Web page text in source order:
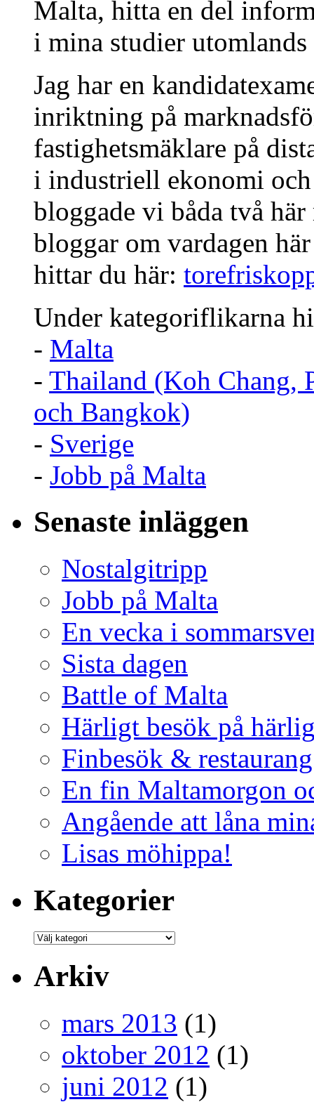
Malta, hitta en del
i mina studier utomlands
Jag har en
inriktning på
fastighetsmäklare på
i industriell ekonomi
bloggade vi båda två
bloggar om vardagen
hittar du här:
Under kategoriflikarna
- Malta
- Thailand (Koh Chang,
och Bangkok)
- Sverige
- Jobb på Malta
Senaste inläggen
Nostalgitripp
Jobb på Malta
En vecka i
Sista dagen
Battle of Malta
Härligt besök på
Finbesök &
En fin Maltamorgon
Angående att låna
Lisas möhippa!
Kategorier
Arkiv
mars 2013 (1)
oktober 2012 (1)
juni 2012 (1)